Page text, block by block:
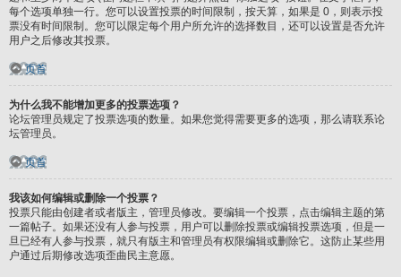
每个选项单独一行。您可以设置投票的时间限制，按天算，如果是 0，则表示投
票没有时间限制。您可以限定每个用户所允许的选择数目，还可以设置是否允许
用户之后修改其投票。
页首
为什么我不能增加更多的投票选项？
论坛管理员规定了投票选项的数量。如果您觉得需要更多的选项，那么请联系论
坛管理员。
页首
我该如何编辑或删除一个投票？
投票只能由创建者或者版主，管理员修改。要编辑一个投票，点击编辑主题的第
一篇帖子。如果还没有人参与投票，用户可以删除投票或编辑投票选项，但是一
旦已经有人参与投票，就只有版主和管理员有权限编辑或删除它。这防止某些用
户通过后期修改选项歪曲民主意愿。